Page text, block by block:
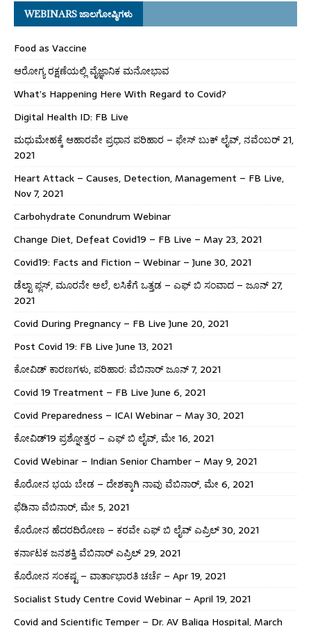
WEBINARS ಜಾಲಗೋಷ್ಠಿಗಳು
Food as Vaccine
ಆರೋಗ್ಯ ರಕ್ಷಣೆಯಲ್ಲಿ ವೈಜ್ಞಾನಿಕ ಮನೋಭಾವ
What’s Happening Here With Regard to Covid?
Digital Health ID: FB Live
ಮಧುಮೇಹಕ್ಕೆ ಆಹಾರವೇ ಪ್ರಧಾನ ಪರಿಹಾರ – ಫೇಸ್ ಬುಕ್ ಲೈವ್, ನವೆಂಬರ್ 21,
2021
Heart Attack – Causes, Detection, Management – FB Live,
Nov 7, 2021
Carbohydrate Conundrum Webinar
Change Diet, Defeat Covid19 – FB Live – May 23, 2021
Covid19: Facts and Fiction – Webinar – June 30, 2021
ಡೆಲ್ಟಾ ಪ್ಲಸ್, ಮೂರನೇ ಅಲೆ, ಲಸಿಕೆಗೆ ಒತ್ತಡ – ಎಫ್ ಬಿ ಸಂವಾದ – ಜೂನ್ 27,
2021
Covid During Pregnancy – FB Live June 20, 2021
Post Covid 19: FB Live June 13, 2021
ಕೋವಿಡ್ ಕಾರಣಗಳು, ಪರಿಹಾರ: ವೆಬಿನಾರ್ ಜೂನ್ 7, 2021
Covid 19 Treatment – FB Live June 6, 2021
Covid Preparedness – ICAI Webinar – May 30, 2021
ಕೋವಿಡ್19 ಪ್ರಶ್ನೋತ್ತರ – ಎಫ್ ಬಿ ಲೈವ್, ಮೇ 16, 2021
Covid Webinar – Indian Senior Chamber – May 9, 2021
ಕೊರೋನ ಭಯ ಬೇಡ – ದೇಶಕ್ಕಾಗಿ ನಾವು ವೆಬಿನಾರ್, ಮೇ 6, 2021
ಫೆಡಿನಾ ವೆಬಿನಾರ್, ಮೇ 5, 2021
ಕೊರೋನ ಹೆದರದಿರೋಣ – ಕರವೇ ಎಫ್ ಬಿ ಲೈವ್ ಎಪ್ರಿಲ್ 30, 2021
ಕರ್ನಾಟಕ ಜನಶಕ್ತಿ ವೆಬಿನಾರ್ ಎಪ್ರಿಲ್ 29, 2021
ಕೊರೋನ ಸಂಕಷ್ಟ – ವಾರ್ತಾಭಾರತಿ ಚರ್ಚೆ – Apr 19, 2021
Socialist Study Centre Covid Webinar – April 19, 2021
Covid and Scientific Temper – Dr. AV Baliga Hospital, March